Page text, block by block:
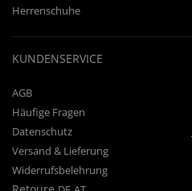
Herrenschuhe
KUNDENSERVICE
AGB
Häufige Fragen
Datenschutz
Versand & Lieferung
Widerrufsbelehrung